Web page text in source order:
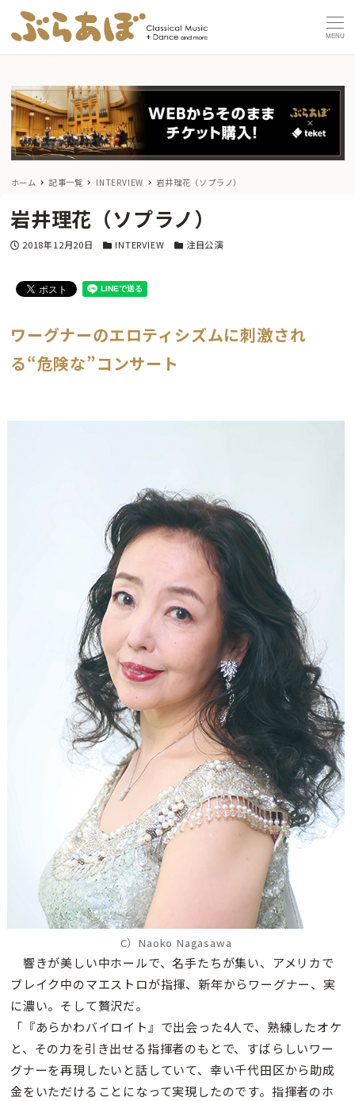
MENU
ホーム 記事一覧 INTERVIEW 岩井理花（ソプラノ）
岩井理花（ソプラノ）
投稿日
2018年12月20日 カテゴリー
INTERVIEW カテゴリー
注目公演
ワーグナーのエロティシズムに刺激され
る“危険な”コンサート
C）Naoko Nagasawa
響きが美しい中ホールで、名手たちが集い、アメリカで
ブレイク中のマエストロが指揮、新年からワーグナー、実
に濃い。そして贅沢だ。
「『あらかわバイロイト』で出会った4人で、熟練したオケ
と、その力を引き出せる指揮者のもとで、すばらしいワー
グナーを再現したいと話していて、幸い千代田区から助成
金をいただけることになって実現したのです。指揮者のホ